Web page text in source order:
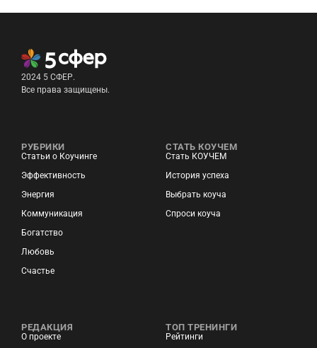
2024 5 СФЕР.
Все права защищены.
РУБРИКИ
Статьи о Коучинге
Эффективность
Энергия
Коммуникация
Богатство
Любовь
Счастье
СТАТЬ КОУЧЕМ
Стать КОУЧЕМ
История успеха
Выбрать коуча
Спроси коуча
РЕДАКЦИЯ
О проекте
ТОП ТРЕНИНГИ
Рейтинги